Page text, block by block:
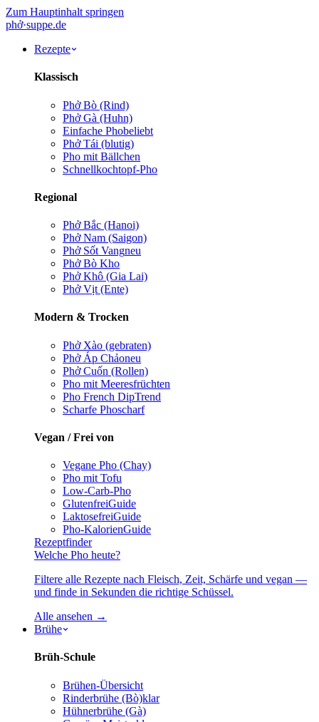
Zum Hauptinhalt springen
phở·suppe.de
Rezepte
Klassisch
Phở Bò (Rind)
Phở Gà (Huhn)
Einfache Phobeliebt
Phở Tái (blutig)
Pho mit Bällchen
Schnellkochtopf-Pho
Regional
Phở Bắc (Hanoi)
Phở Nam (Saigon)
Phở Sốt Vangneu
Phở Bò Kho
Phở Khô (Gia Lai)
Phở Vịt (Ente)
Modern & Trocken
Phở Xào (gebraten)
Phở Áp Chảoneu
Phở Cuốn (Rollen)
Pho mit Meeresfrüchten
Pho French DipTrend
Scharfe Phoscharf
Vegan / Frei von
Vegane Pho (Chay)
Pho mit Tofu
Low-Carb-Pho
GlutenfreiGuide
LaktosefreiGuide
Pho-KalorienGuide
Rezeptfinder
Welche Pho heute?
Filtere alle Rezepte nach Fleisch, Zeit, Schärfe und vegan —
und finde in Sekunden die richtige Schüssel.
Alle ansehen →
Brühe
Brüh-Schule
Brühen-Übersicht
Rinderbrühe (Bò)klar
Hühnerbrühe (Gà)